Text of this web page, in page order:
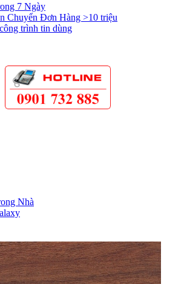
7 Ngày
Chuyển Đơn Hàng >10 triệu
trình tin dùng
Nhà